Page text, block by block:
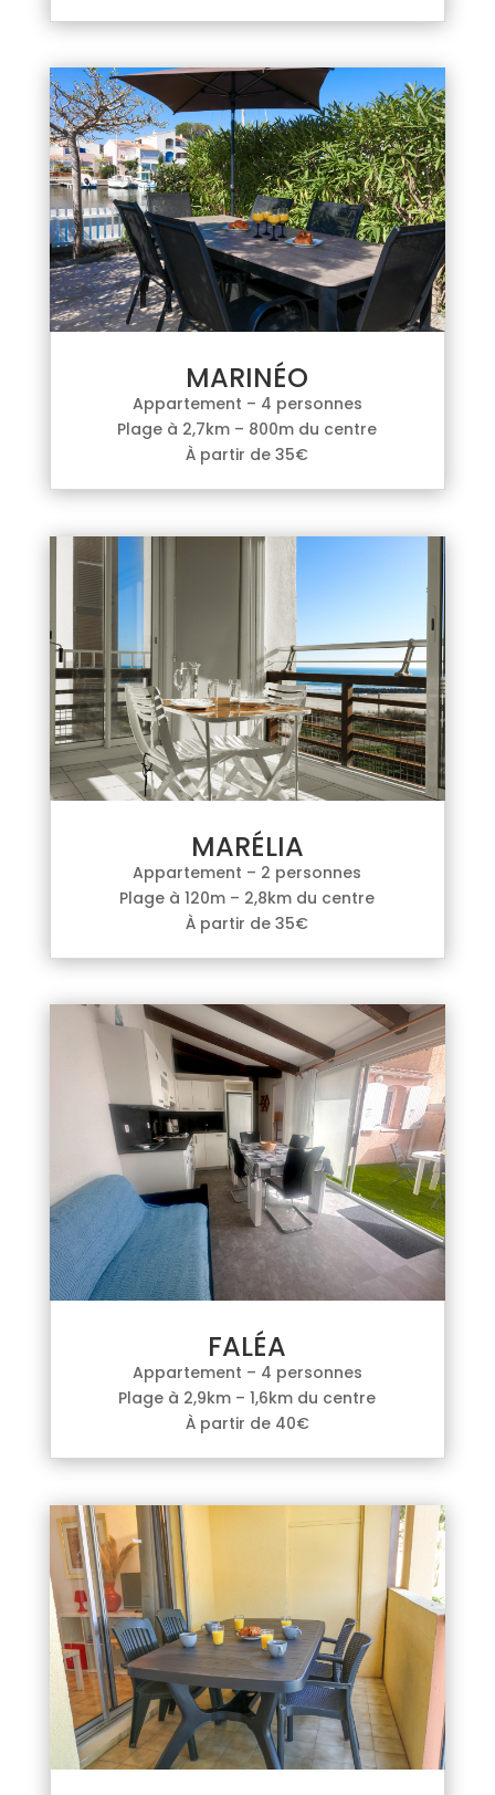
MARINÉO
Appartement – 4 personnes
Plage à 2,7km – 800m du centre
À partir de 35€
MARÉLIA
Appartement – 2 personnes
Plage à 120m – 2,8km du centre
À partir de 35€
FALÉA
Appartement – 4 personnes
Plage à 2,9km – 1,6km du centre
À partir de 40€